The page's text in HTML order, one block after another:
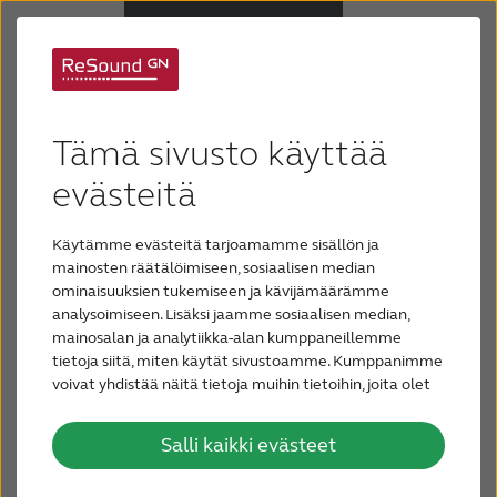
Tämä sivusto käyttää
evästeitä
Käytämme evästeitä tarjoamamme sisällön ja
mainosten räätälöimiseen, sosiaalisen median
ominaisuuksien tukemiseen ja kävijämäärämme
analysoimiseen. Lisäksi jaamme sosiaalisen median,
mainosalan ja analytiikka-alan kumppaneillemme
tietoja siitä, miten käytät sivustoamme. Kumppanimme
voivat yhdistää näitä tietoja muihin tietoihin, joita olet
heidän palvelujaan.
Salli kaikki evästeet
Kuulonalenema
Tuki & huolto
Miksi ReSound
Blogi
OTA YHTEYTTÄ
kuulokojeet ovat?
yhdistävät maailmaa. Kotona nautit viihteestä
digitaalisen television, mediasoittimen tai
äänijärjestelmän avulla tai yhdistelet niitä.
Kun ajat autoa, digitaalinen GPS-toiminto
antaa ajo-ohjeet. Elämme digitaalisessa
maailmassa, joten eikö myös
kuulonalenemaasi varten pitäisi valita
digitaalinen ratkaisu?